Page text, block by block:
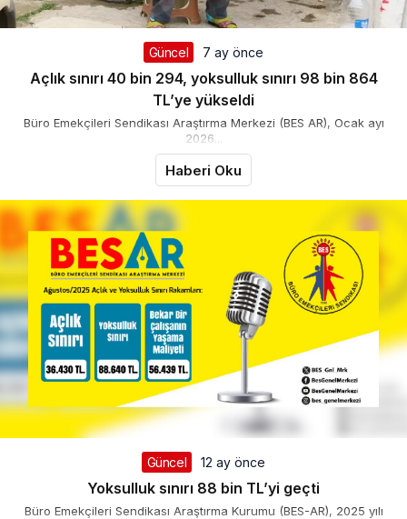
Güncel 7 ay önce
Açlık sınırı 40 bin 294, yoksulluk sınırı 98 bin 864
TL’ye yükseldi
Büro Emekçileri Sendikası Araştırma Merkezi (BES AR), Ocak ayı
2026...
Haberi Oku
Güncel 12 ay önce
Yoksulluk sınırı 88 bin TL’yi geçti
Büro Emekçileri Sendikası Araştırma Kurumu (BES-AR), 2025 yılı